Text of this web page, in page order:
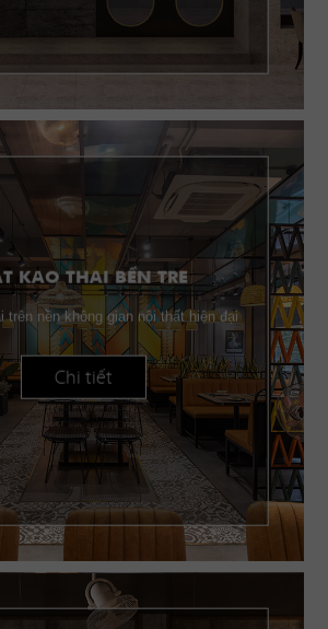
KAO THAI BẾN TRE
trên nền không gian nội thất hiện đại
Chi tiết